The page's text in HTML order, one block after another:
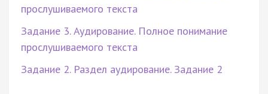
прослушиваемого текста
Задание 3. Аудирование. Полное понимание
прослушиваемого текста
Задание 2. Раздел аудирование. Задание 2